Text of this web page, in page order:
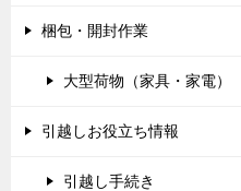
梱包・開封作業
大型荷物（家具・家電）
引越しお役立ち情報
引越し手続き